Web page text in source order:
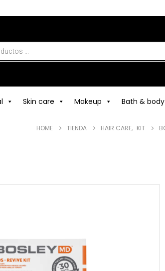
Skin care Makeup Bath & body
HOME TIENDA HAIR CARE, KIT